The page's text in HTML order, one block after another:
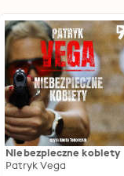
Niebezpieczne kobiety
Patryk Vega